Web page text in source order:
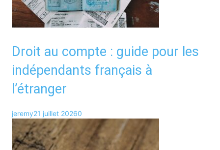
Droit au compte : guide pour les
indépendants français à
l’étranger
jeremy21 juillet 20260